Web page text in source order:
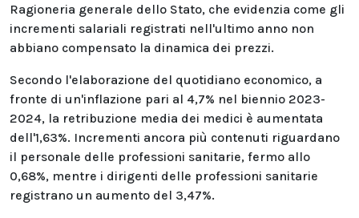
Ragioneria generale dello Stato, che evidenzia come gli
incrementi salariali registrati nell'ultimo anno non
abbiano compensato la dinamica dei prezzi.
Secondo l'elaborazione del quotidiano economico, a
fronte di un'inflazione pari al 4,7% nel biennio 2023-
2024, la retribuzione media dei medici è aumentata
dell'1,63%. Incrementi ancora più contenuti riguardano
il personale delle professioni sanitarie, fermo allo
0,68%, mentre i dirigenti delle professioni sanitarie
registrano un aumento del 3,47%.